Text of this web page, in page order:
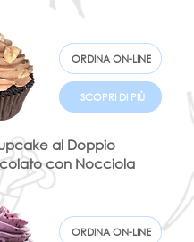
ORDINA ON-LINE
SCOPRI DI PIÙ
al Doppio
con Nocciola
ORDINA ON-LINE